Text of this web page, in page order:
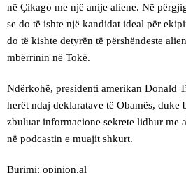
në Çikago me një anije aliene. Në
se do të ishte një kandidat ideal për
do të kishte detyrën të përshëndeste
mbërrinin në Tokë.
Ndërkohë, presidenti amerikan Donald
herët ndaj deklaratave të Obamës, duke
zbuluar informacione sekrete lidhur me
në podcastin e muajit shkurt.
Burimi: opinion.al